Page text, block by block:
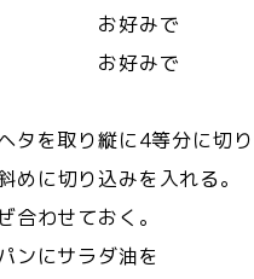
お好みで
子 お好みで
タを取り縦に4等分に切り
めに切り込みを入れる。
わせておく。
ンにサラダ油を